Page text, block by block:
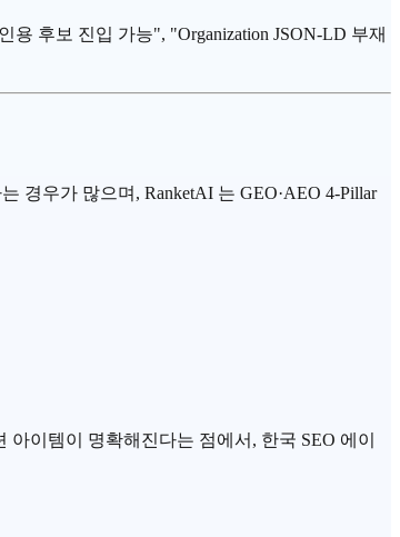
용 후보 진입 가능", "Organization JSON-LD 부재
경우가 많으며, RanketAI 는 GEO·AEO 4-Pillar
이템이 명확해진다는 점에서, 한국 SEO 에이